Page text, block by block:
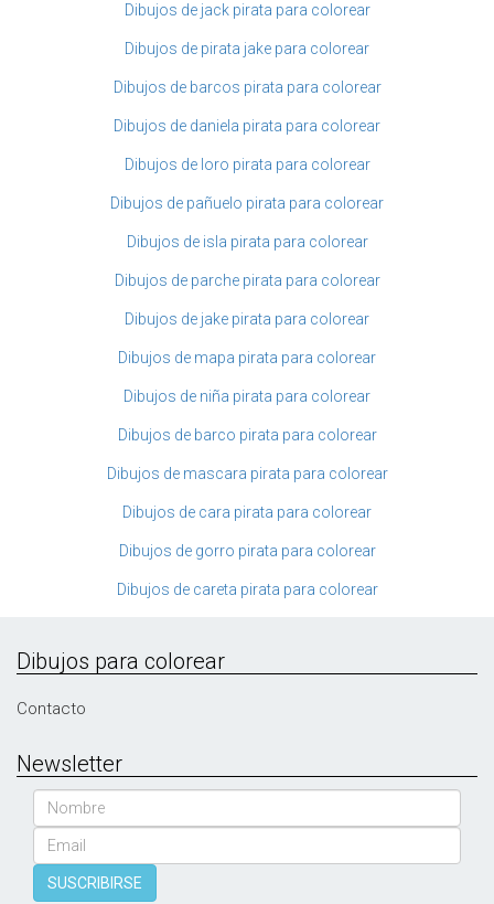
Dibujos de jack pirata para colorear
Dibujos de pirata jake para colorear
Dibujos de barcos pirata para colorear
Dibujos de daniela pirata para colorear
Dibujos de loro pirata para colorear
Dibujos de pañuelo pirata para colorear
Dibujos de isla pirata para colorear
Dibujos de parche pirata para colorear
Dibujos de jake pirata para colorear
Dibujos de mapa pirata para colorear
Dibujos de niña pirata para colorear
Dibujos de barco pirata para colorear
Dibujos de mascara pirata para colorear
Dibujos de cara pirata para colorear
Dibujos de gorro pirata para colorear
Dibujos de careta pirata para colorear
Dibujos para colorear
Contacto
Newsletter
Nombre
Email
SUSCRIBIRSE